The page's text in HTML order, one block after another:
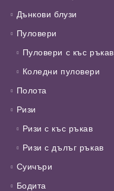
Дънкови блузи
Пуловери
Пуловери с къс ръкав
Коледни пуловери
Полота
Ризи
Ризи с къс ръкав
Ризи с дълъг ръкав
Суичъри
Бодита